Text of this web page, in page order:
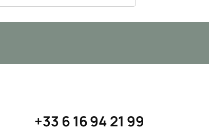
+33 6 16 94 21 99